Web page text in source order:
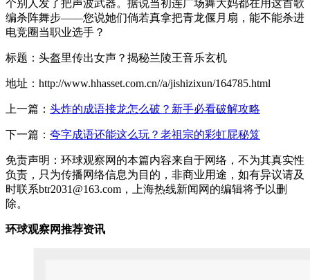
个别人发了把声波武器。据说当初连广场舞大妈都在用这首歌
编杀阵舞步——您说她们倘若真拿把青龙偃月扇，能不能杀进
电竞圈当职业选手？
标题：头盔里传出女声？揭秘兰陵王音乐玄机
地址：http://www.hhasset.com.cn//a/jishizixun/164785.html
上一篇： 头炸的成语接龙怎么破？新手必看破解攻略
下一篇： 夸字成语还能这么玩？老祖宗的彩虹屁秘笈
免责声明：环球观察网的本篇内容来自于网络，不为其真实性
负责，只为传播网络信息为目的，非商业用途，如有异议请及
时联系btr2031@163.com，上海热线新闻网的编辑将予以删
除。
环球观察网推荐资讯